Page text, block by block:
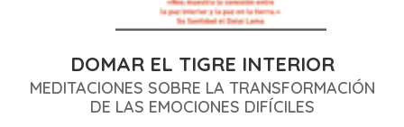
DOMAR EL TIGRE INTERIOR
MEDITACIONES SOBRE LA TRANSFORMACIÓN
DE LAS EMOCIONES DIFÍCILES